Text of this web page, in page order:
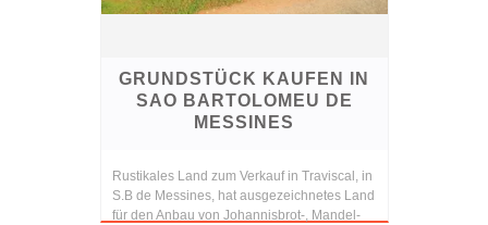
GRUNDSTÜCK KAUFEN IN
SAO BARTOLOMEU DE
MESSINES
Rustikales Land zum Verkauf in Traviscal, in
S.B de Messines, hat ausgezeichnetes Land
für den Anbau von Johannisbrot-, Mandel-